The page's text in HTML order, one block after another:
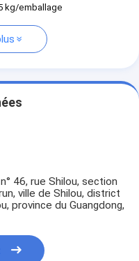
kg/emballage
46, rue Shilou, section
ville de Shilou, district
province du Guangdong,